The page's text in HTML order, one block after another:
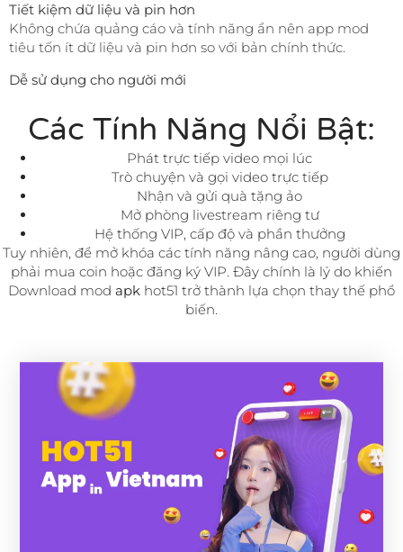
Tiết kiệm dữ liệu và pin hơn
Không chứa quảng cáo và tính năng ẩn nên app mod
tiêu tốn ít dữ liệu và pin hơn so với bản chính thức.
Dễ sử dụng cho người mới
Các Tính Năng Nổi Bật:
Phát trực tiếp video mọi lúc
Trò chuyện và gọi video trực tiếp
Nhận và gửi quà tặng ảo
Mở phòng livestream riêng tư
Hệ thống VIP, cấp độ và phần thưởng
Tuy nhiên, để mở khóa các tính năng nâng cao, người dùng
phải mua coin hoặc đăng ký VIP. Đây chính là lý do khiến
Download mod apk hot51 trở thành lựa chọn thay thế phổ
biến.